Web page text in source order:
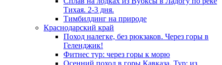
Тихая. 2-3 дня.
Тимбилдинг на природе
Краснодарский край
Поход налегке, без рюкзаков. Через горы в
Геленджик!
Фитнес тур: через горы к морю
Осенний поход в горы Кавказа. Тур: из